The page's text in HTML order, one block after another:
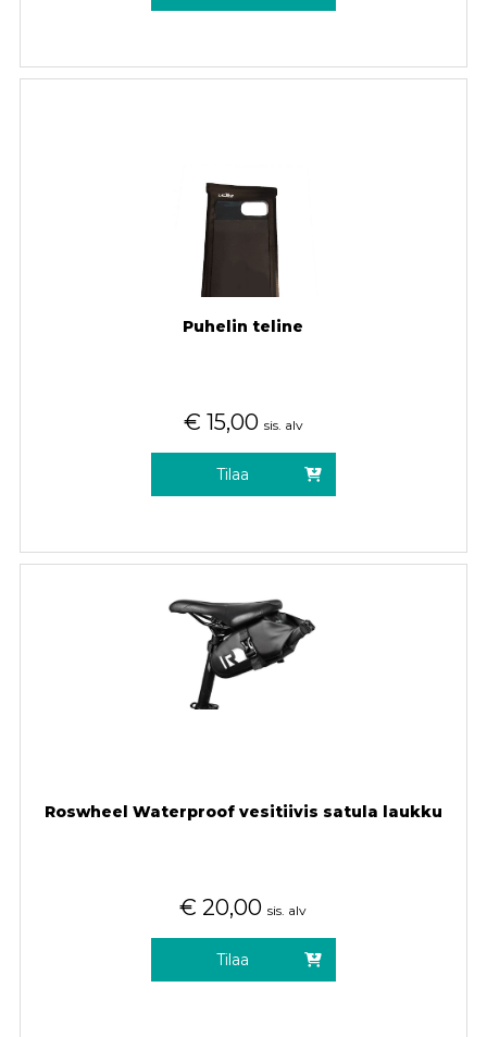
Puhelin teline
€ 15,00 sis. alv
Tilaa
Roswheel Waterproof vesitiivis satula laukku
€ 20,00 sis. alv
Tilaa